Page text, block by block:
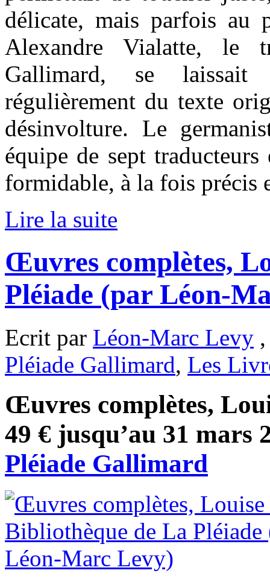
délicate, mais parfois au
Alexandre Vialatte, le
Gallimard, se laissait
régulièrement du texte
désinvolture. Le
équipe de sept
formidable, à la fois précis
Lire la suite
Œuvres complètes,
Pléiade (par Léon-
Ecrit par Léon-Marc Levy
Pléiade Gallimard, Les
Œuvres complètes,
49 € jusqu’au 31 mars
Pléiade Gallimard